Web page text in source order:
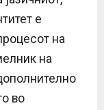
е
на
на
во